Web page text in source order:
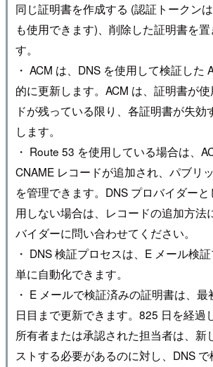
同じ証明書を作成する (認証トークン
も使用できます)、削除した証明書を
す。
・ ACM は、DNS を使用して検証した
的に更新します。ACM は、証明書が
ドが残っている限り、各証明書が失効
します。
・ Route 53 を使用している場合は、
CNAME レコードが追加され、パブリ
を管理できます。DNS プロバイダー
用しない場合は、レコードの追加方法
バイダーに問い合わせてください。
・ DNS 検証プロセスは、E メール検
単に自動化できます。
・ E メールで検証済みの証明書は、
日目まで更新できます。825 日を経過
所有者または承認された担当者は、新
ストする必要があるのに対し、DNS